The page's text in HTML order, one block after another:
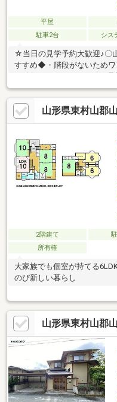
平屋
駐車2台
シス
☆当日の見学予約大歓迎♪〇
すすめ◆・階段がないためワ
繕がしやすく長期的な維持
タッフがお客様の住まい探
す。物件が少しでも気にな
ださい♪住まい購入はお客様
のこと、建物のこと、住宅
客様にとって最適な住まい
お問合せは⇒0120-772-619ま
山形県東村山郡
2階建て
所有権
大家族でも個室が持てる
のび新しい暮らし
山形県東村山郡